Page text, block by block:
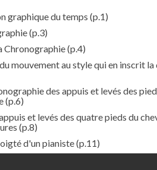
graphique du temps (p.1)
(p.3)
Chronographie(p.4)
mouvement au style qui en inscrit la
des appuis et levés des
(p.6)
et levés des quatre pieds du
(p.8)
d'un pianiste(p.11)